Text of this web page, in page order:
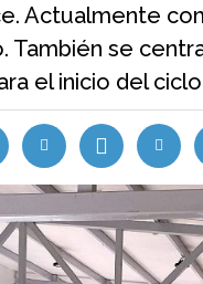
Actualmente
También se
el inicio del